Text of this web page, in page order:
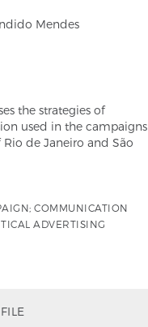
Mendes
the strategies of
used in the campaigns
de Janeiro and São
COMMUNICATION
ADVERTISING